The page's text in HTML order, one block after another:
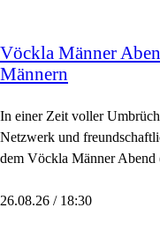
Vöckla Männer
Männern
In einer Zeit voller
Netzwerk und
dem Vöckla Männer
26.08.26 / 18:30